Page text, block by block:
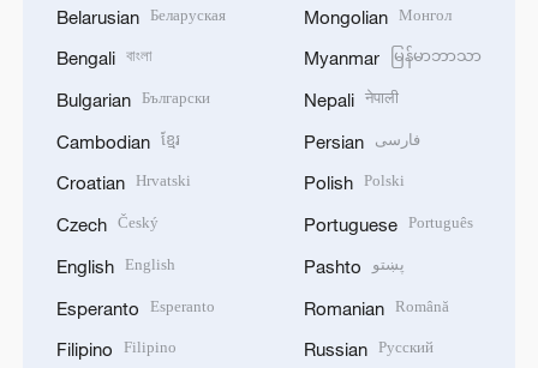
Belarusian Беларуская
Bengali বাংলা
Bulgarian Български
Cambodian ខ្មែរ
Croatian Hrvatski
Czech Český
English English
Esperanto Esperanto
Filipino Filipino
Mongolian Монгол
Myanmar မြန်မာဘာသာ
Nepali नेपाली
Persian فارسی
Polish Polski
Portuguese Português
Pashto پښتو
Romanian Română
Russian Русский